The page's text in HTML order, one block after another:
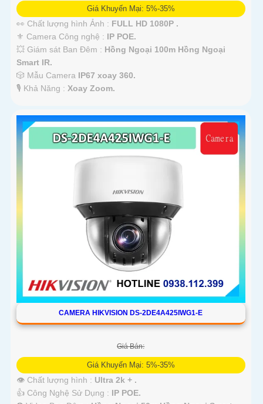
Giá Khuyến Mại: 5%-35%
👀 Chất lượng hình Ảnh : FULL HD 1080P .
⚜️ Camera Công nghệ : IP POE.
💥 Giám sát Ban Đêm : Hồng Ngoại 100m Hồng Ngoại
Smart IR.
🎲 Mẫu Camera IP67 xoay 360.
️🎙 Khả Năng : Xoay Zoom.
CAMERA HIKVISION DS-2DE4A425IWG1-E
Giá Bán:
Giá Khuyến Mại: 5%-35%
👁 Chất lượng hình : Ultra 2k + .
👍 Công Nghệ Sử Dụng : IP POE.